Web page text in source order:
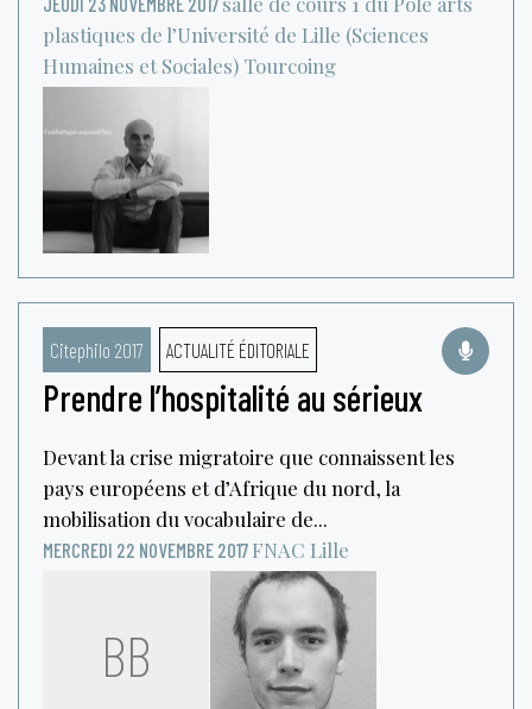
plastiques de l’Université de Lille (Sciences
Humaines et Sociales) Tourcoing
Citephilo 2017 ACTUALITÉ ÉDITORIALE
Prendre l’hospitalité au sérieux
Devant la crise migratoire que connaissent les
pays européens et d’Afrique du nord, la
mobilisation du vocabulaire de...
MERCREDI 22 NOVEMBRE 2017 FNAC Lille
BB